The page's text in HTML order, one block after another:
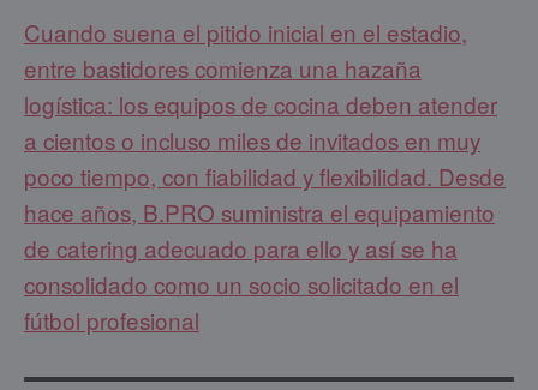
Cuando suena el pitido inicial en el estadio,
entre bastidores comienza una hazaña
logística: los equipos de cocina deben atender
a cientos o incluso miles de invitados en muy
poco tiempo, con fiabilidad y flexibilidad. Desde
hace años, B.PRO suministra el equipamiento
de catering adecuado para ello y así se ha
consolidado como un socio solicitado en el
fútbol profesional